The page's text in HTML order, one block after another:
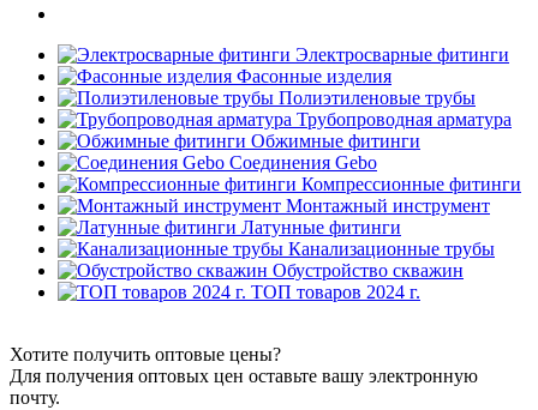
Электросварные фитинги
Фасонные изделия
Полиэтиленовые трубы
Трубопроводная арматура
Обжимные фитинги
Соединения Gebo
Компрессионные фитинги
Монтажный инструмент
Латунные фитинги
Канализационные трубы
Обустройство скважин
ТОП товаров 2024 г.
Хотите получить оптовые цены?
Для получения оптовых цен оставьте вашу электронную
почту.